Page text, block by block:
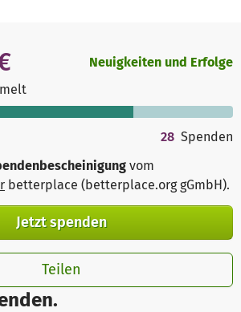
Neuigkeiten und Erfolge
28 Spenden
vom
betterplace (betterplace.org gGmbH).
Jetzt spenden
Teilen